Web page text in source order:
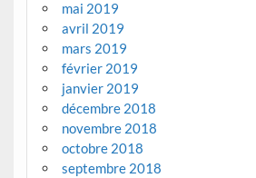
mai 2019
avril 2019
mars 2019
février 2019
janvier 2019
décembre 2018
novembre 2018
octobre 2018
septembre 2018